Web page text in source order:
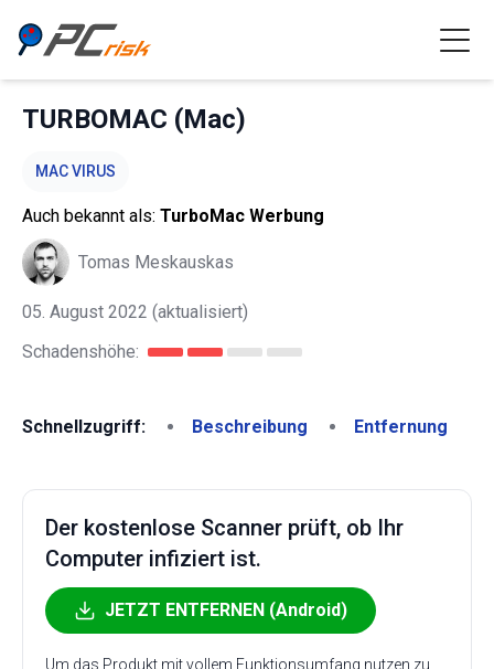
TURBOMAC (Mac)
MAC VIRUS
Auch bekannt als: TurboMac Werbung
Tomas Meskauskas
05. August 2022 (aktualisiert)
Schadenshöhe:
Schnellzugriff: Beschreibung Entfernung
Der kostenlose Scanner prüft, ob Ihr
Computer infiziert ist.
JETZT ENTFERNEN (Android)
Um das Produkt mit vollem Funktionsumfang nutzen zu